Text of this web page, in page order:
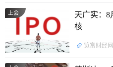
座。
证监会行业分类： I65软件
控股股东：公司单个持有
上会
天广实：8
核
览富财经网